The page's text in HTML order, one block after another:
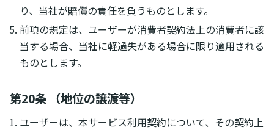
り、当社が賠償の責任を負うものとします。
前項の規定は、ユーザーが消費者契約法上の消費者に該
当する場合、当社に軽過失がある場合に限り適用される
ものとします。
第20条 （地位の譲渡等）
ユーザーは、本サービス利用契約について、その契約上